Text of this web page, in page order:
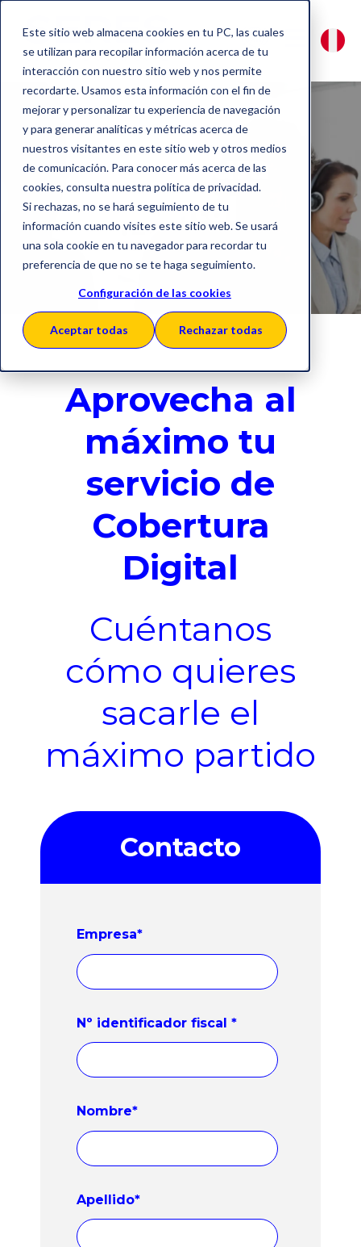
Este sitio web almacena cookies en tu PC, las cuales
se utilizan para recopilar información acerca de tu
interacción con nuestro sitio web y nos permite
recordarte. Usamos esta información con el fin de
mejorar y personalizar tu experiencia de navegación
y para generar analíticas y métricas acerca de
nuestros visitantes en este sitio web y otros medios
de comunicación. Para conocer más acerca de las
cookies, consulta nuestra política de privacidad.
Si rechazas, no se hará seguimiento de tu
información cuando visites este sitio web. Se usará
una sola cookie en tu navegador para recordar tu
preferencia de que no se te haga seguimiento.
Configuración de las cookies
Aceptar todas Rechazar todas
Cobertura
Digital
Aprovecha al
máximo tu
servicio de
Cobertura
Digital
Cuéntanos
cómo quieres
sacarle el
máximo partido
Contacto
Empresa*
Nº identificador fiscal *
Nombre*
Apellido*